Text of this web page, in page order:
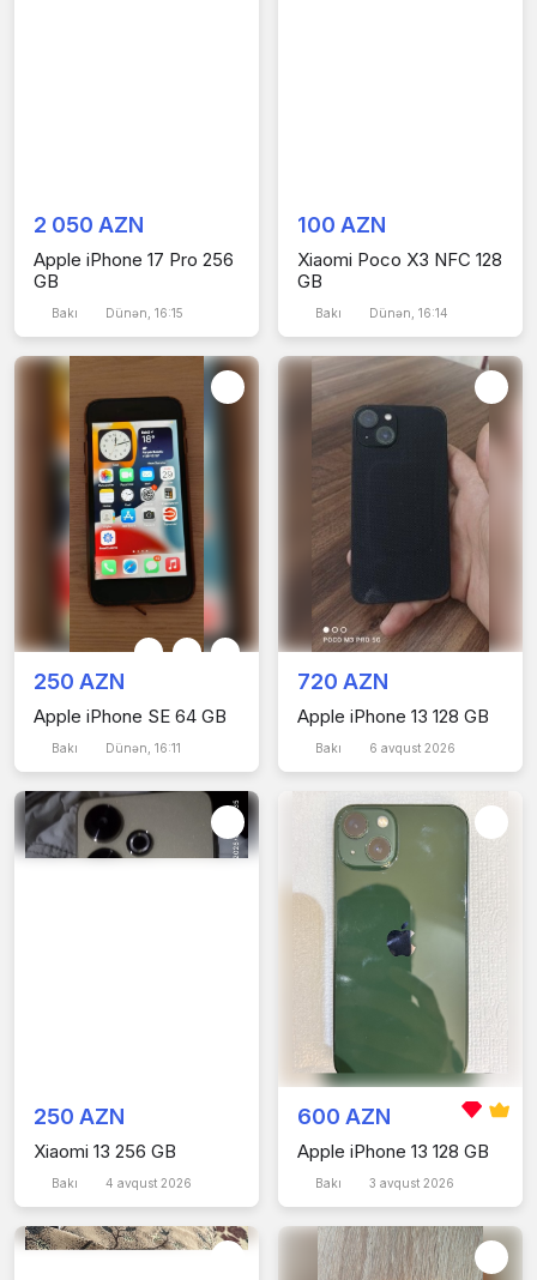
2 050 AZN
Apple iPhone 17 Pro 256
GB
Bakı Dünən, 16:15
100 AZN
Xiaomi Poco X3 NFC 128
GB
Bakı Dünən, 16:14
250 AZN
Apple iPhone SE 64 GB
Bakı Dünən, 16:11
720 AZN
Apple iPhone 13 128 GB
Bakı 6 avqust 2026
250 AZN
Xiaomi 13 256 GB
Bakı 4 avqust 2026
600 AZN
Apple iPhone 13 128 GB
Bakı 3 avqust 2026